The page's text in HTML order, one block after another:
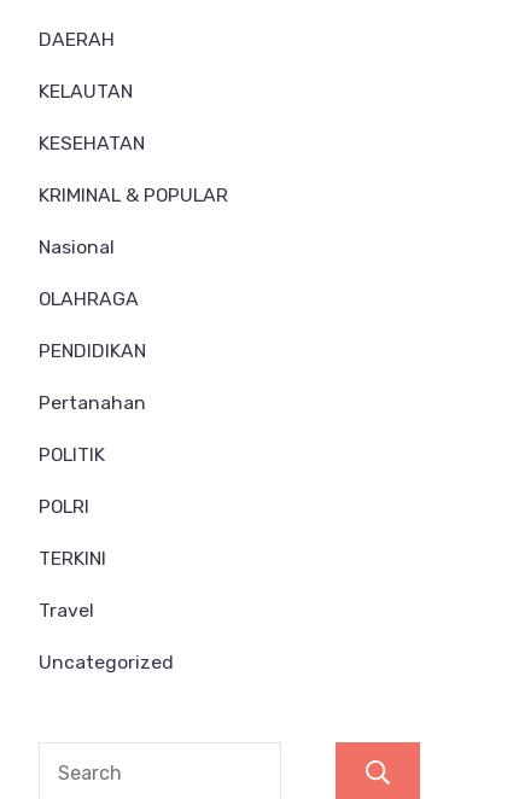
DAERAH
KELAUTAN
KESEHATAN
KRIMINAL & POPULAR
Nasional
OLAHRAGA
PENDIDIKAN
Pertanahan
POLITIK
POLRI
TERKINI
Travel
Uncategorized